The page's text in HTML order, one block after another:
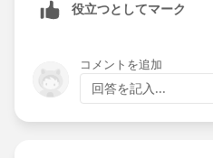
役立つとしてマーク
コメントを追加
回答を記入...